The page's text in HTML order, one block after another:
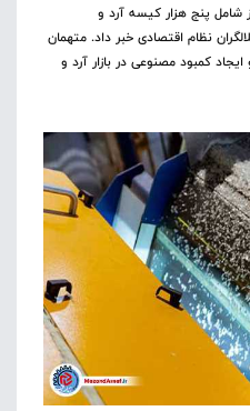
شامل پنج هزار کیسه آرد و
با اخلالگران نظام اقتصادی خبر داد. متهمان
کمبود مصنوعی در بازار آرد و